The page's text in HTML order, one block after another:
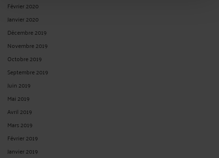
Février 2020
Janvier 2020
Décembre 2019
Novembre 2019
Octobre 2019
Septembre 2019
Juin 2019
Mai 2019
Avril 2019
Mars 2019
Février 2019
Janvier 2019